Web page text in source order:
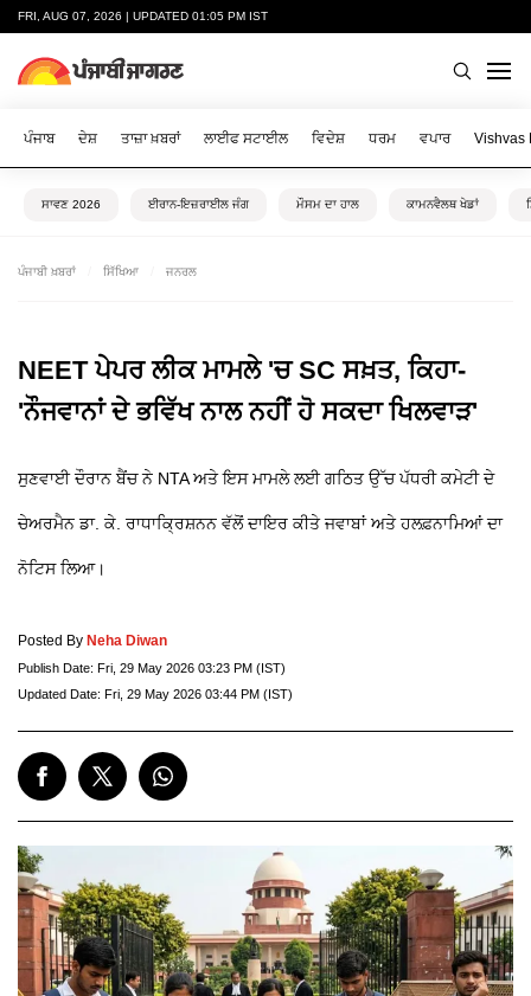
FRI, AUG 07, 2026 | UPDATED 01:05 PM IST
ਪੰਜਾਬ ਦੇਸ਼ ਤਾਜ਼ਾ ਖ਼ਬਰਾਂ ਲਾਈਫ ਸਟਾਈਲ ਵਿਦੇਸ਼ ਧਰਮ ਵਪਾਰ Vishvas
ਸਾਵਣ 2026 ਈਰਾਨ-ਇਜ਼ਰਾਈਲ ਜੰਗ ਮੌਸਮ ਦਾ ਹਾਲ ਕਾਮਨਵੈਲਥ ਖੇਡਾਂ
ਪੰਜਾਬੀ ਖ਼ਬਰਾਂ ਸਿੱਖਿਆ ਜਨਰਲ
NEET ਪੇਪਰ ਲੀਕ ਮਾਮਲੇ 'ਚ SC ਸਖ਼ਤ, ਕਿਹਾ-
'ਨੌਜਵਾਨਾਂ ਦੇ ਭਵਿੱਖ ਨਾਲ ਨਹੀਂ ਹੋ ਸਕਦਾ ਖਿਲਵਾੜ'
ਸੁਣਵਾਈ ਦੌਰਾਨ ਬੈਂਚ ਨੇ NTA ਅਤੇ ਇਸ ਮਾਮਲੇ ਲਈ ਗਠਿਤ ਉੱਚ ਪੱਧਰੀ ਕਮੇਟੀ ਦੇ
ਚੇਅਰਮੈਨ ਡਾ. ਕੇ. ਰਾਧਾਕ੍ਰਿਸ਼ਨਨ ਵੱਲੋਂ ਦਾਇਰ ਕੀਤੇ ਜਵਾਬਾਂ ਅਤੇ ਹਲਫ਼ਨਾਮਿਆਂ ਦਾ
ਨੋਟਿਸ ਲਿਆ।
Posted By Neha Diwan
Publish Date: Fri, 29 May 2026 03:23 PM (IST)
Updated Date: Fri, 29 May 2026 03:44 PM (IST)